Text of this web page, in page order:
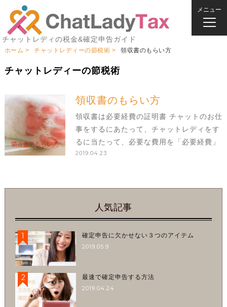
チャットレディの税金&確定申告ガイド
メニュー
ホーム チャットレディーの節税術 領収書のもらい方
チャットレディーの節税術
領収書のもらい方
領収書は必要経費の証明書 チャットのお仕
事をするにあたって、チャットレディをす
るに当たって、必要な費用を「必要経費」
といいます。 必要経費をきちんと計上する
2019.04.23
人気記事
1
確定申告に欠かせない３つのアイテム
2019.05.9
2
最速で確定申告する方法
2019.04.24